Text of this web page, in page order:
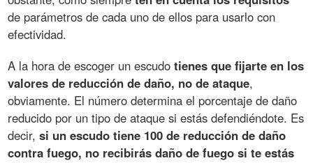
de parámetros de cada uno de ellos para usarlo con
efectividad.
A la hora de escoger un escudotienes que fijarte en los
valores de reducción de daño, no de ataque,
obviamente. El número determina el porcentaje de daño
reducido por un tipo de ataque si estás defendiéndote. Es
decir,si un escudo tiene 100 de reducción de daño
contra fuego, no recibirás daño de fuego si te estás